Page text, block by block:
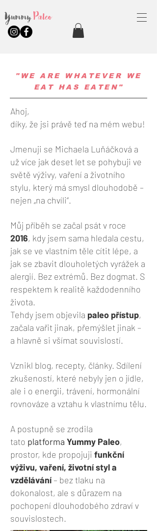
YummyPaleo
"WE ARE WHATEVER WE
EAT HAS EATEN"
Ahoj,
díky, že jsi právě teď na mém webu!
Jmenuji se Michaela Luňáčková a
už více jak deset let se pohybuji ve
světě výživy, vaření a životního
stylu, který má smysl dlouhodobě –
nejen „na chvíli“.
Můj příběh se začal psát v roce
2016, kdy jsem sama hledala cestu,
jak se ve vlastním těle cítit lépe, a
jak se zbavit dlouholetých vyrážek a
alergií. Bez extrémů. Bez dogmat. S
respektem k realitě každodenního
života.
Tehdy jsem objevila paleo přístup,
začala vařit jinak, přemýšlet jinak –
a hlavně si všímat souvislostí.
Vznikl blog, recepty, články. Sdílení
zkušeností, které nebyly jen o jídle,
ale i o energii, trávení, hormonální
rovnováze a vztahu k vlastnímu tělu.
A postupně se zrodila
tato platforma Yummy Paleo,
prostor, kde propojuji funkční
výživu, vaření, životní styl a
vzdělávání – bez tlaku na
dokonalost, ale s důrazem na
pochopení dlouhodobého zdraví v
souvislostech.